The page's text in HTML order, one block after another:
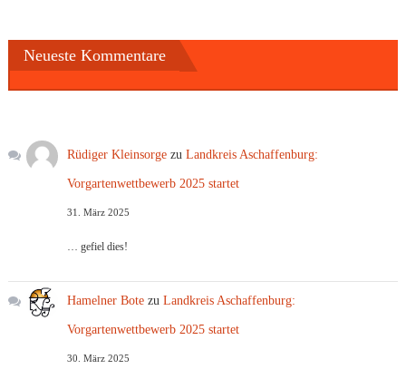
Neueste Kommentare
Rüdiger Kleinsorge zuLandkreis Aschaffenburg:
Vorgartenwettbewerb 2025 startet
31. März 2025
… gefiel dies!
Hamelner Bote zuLandkreis Aschaffenburg:
Vorgartenwettbewerb 2025 startet
30. März 2025